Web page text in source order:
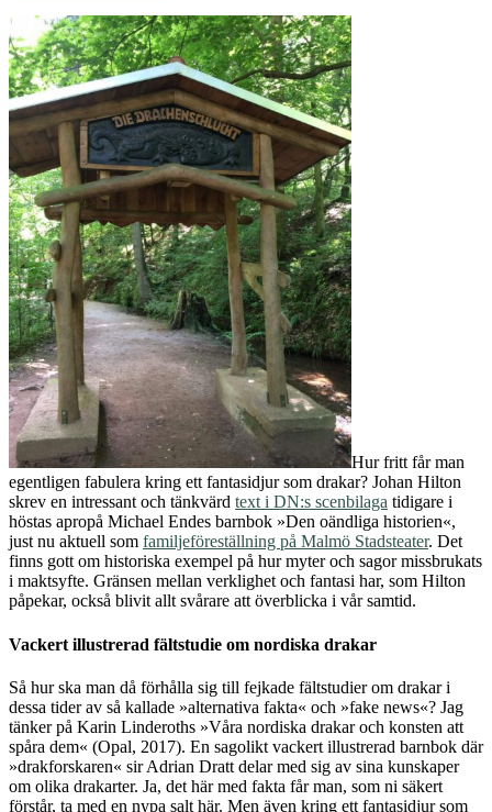
Hur fritt får man
egentligen fabulera kring ett fantasidjur som drakar? Johan Hilton
skrev en intressant och tänkvärd text i DN:s scenbilaga tidigare i
höstas apropå Michael Endes barnbok »Den oändliga historien«,
just nu aktuell som familjeföreställning på Malmö Stadsteater. Det
finns gott om historiska exempel på hur myter och sagor missbrukats
i maktsyfte. Gränsen mellan verklighet och fantasi har, som Hilton
påpekar, också blivit allt svårare att överblicka i vår samtid.
Vackert illustrerad fältstudie om nordiska drakar
Så hur ska man då förhålla sig till fejkade fältstudier om drakar i
dessa tider av så kallade »alternativa fakta« och »fake news«? Jag
tänker på Karin Linderoths »Våra nordiska drakar och konsten att
spåra dem« (Opal, 2017). En sagolikt vackert illustrerad barnbok där
»drakforskaren« sir Adrian Dratt delar med sig av sina kunskaper
om olika drakarter. Ja, det här med fakta får man, som ni säkert
förstår, ta med en nypa salt här. Men även kring ett fantasidjur som